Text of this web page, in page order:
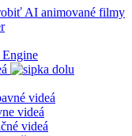
AI animované filmy
videá
videá
videá